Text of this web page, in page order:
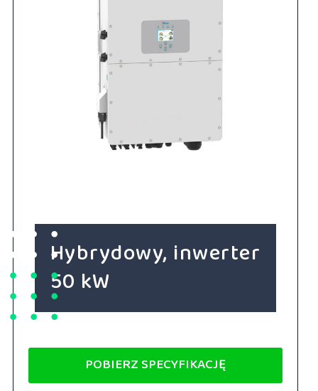
Hybrydowy, inwerter
50 kW
POBIERZ SPECYFIKACJĘ